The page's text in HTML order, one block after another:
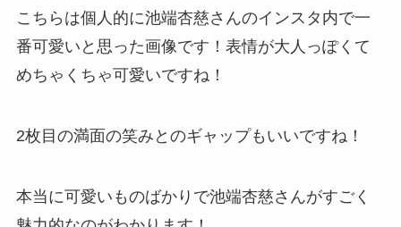
こちらは個人的に池端杏慈さんのインスタ内で一
番可愛いと思った画像です！表情が大人っぽくて
めちゃくちゃ可愛いですね！
2枚目の満面の笑みとのギャップもいいですね！
本当に可愛いものばかりで池端杏慈さんがすごく